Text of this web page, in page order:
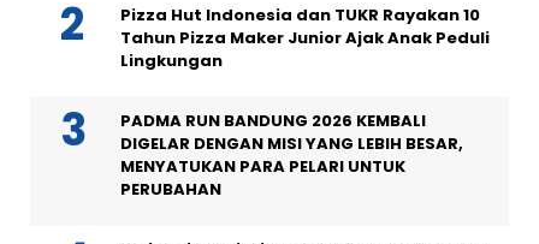
Pizza Hut Indonesia dan TUKR Rayakan 10
Tahun Pizza Maker Junior Ajak Anak Peduli
Lingkungan
PADMA RUN BANDUNG 2026 KEMBALI
DIGELAR DENGAN MISI YANG LEBIH BESAR,
MENYATUKAN PARA PELARI UNTUK
PERUBAHAN